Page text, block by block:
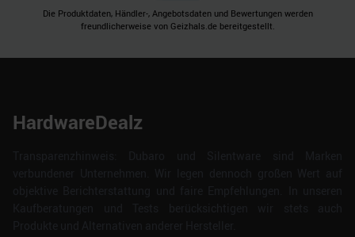
Die Produktdaten, Händler-, Angebotsdaten und Bewertungen werden
freundlicherweise von Geizhals.de bereitgestellt.
HardwareDealz